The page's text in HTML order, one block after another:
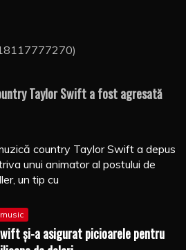
Taylor Swift a fost agresată
country Taylor Swift a depus
unui animator al postului de
un tip cu
şi-a asigurat picioarele pentru